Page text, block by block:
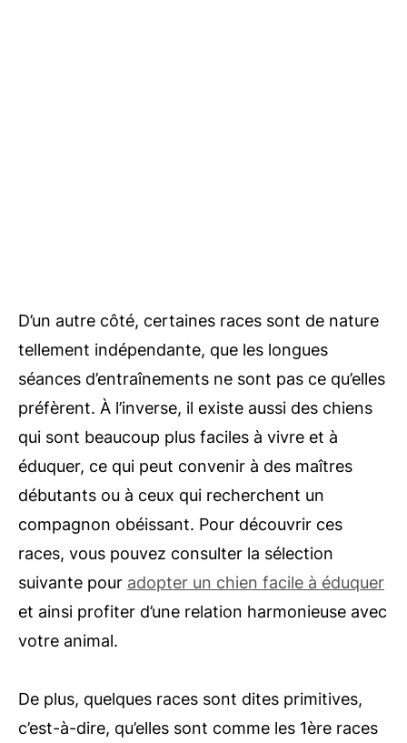
D’un autre côté, certaines races sont de nature
tellement indépendante, que les longues
séances d’entraînements ne sont pas ce qu’elles
préfèrent. À l’inverse, il existe aussi des chiens
qui sont beaucoup plus faciles à vivre et à
éduquer, ce qui peut convenir à des maîtres
débutants ou à ceux qui recherchent un
compagnon obéissant. Pour découvrir ces
races, vous pouvez consulter la sélection
suivante pour adopter un chien facile à éduquer
et ainsi profiter d’une relation harmonieuse avec
votre animal.
De plus, quelques races sont dites primitives,
c’est-à-dire, qu’elles sont comme les 1ère races